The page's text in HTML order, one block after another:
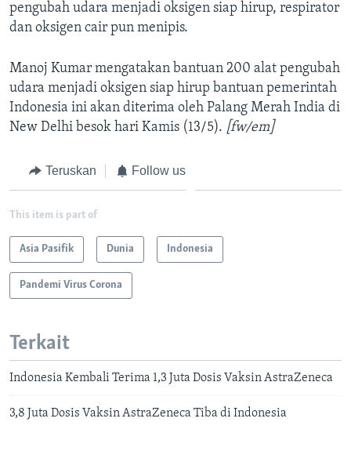
pengubah udara menjadi oksigen siap hirup, respirator
dan oksigen cair pun menipis.
Manoj Kumar mengatakan bantuan 200 alat pengubah
udara menjadi oksigen siap hirup bantuan pemerintah
Indonesia ini akan diterima oleh Palang Merah India di
New Delhi besok hari Kamis (13/5). [fw/em]
Teruskan Follow us
This item is part of
Asia Pasifik Dunia Indonesia
Pandemi Virus Corona
Terkait
Indonesia Kembali Terima 1,3 Juta Dosis Vaksin AstraZeneca
3,8 Juta Dosis Vaksin AstraZeneca Tiba di Indonesia